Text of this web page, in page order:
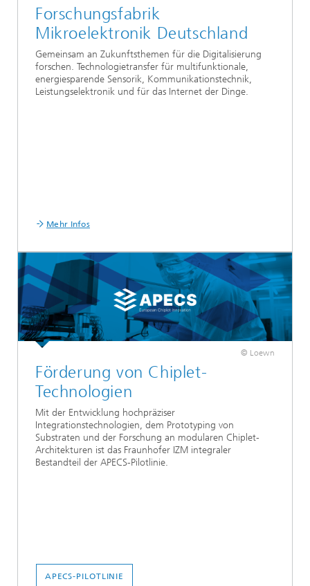
Forschungsfabrik
Mikroelektronik Deutschland
Gemeinsam an Zukunftsthemen für die Digitalisierung
forschen. Technologietransfer für multifunktionale,
energiesparende Sensorik, Kommunikationstechnik,
Leistungselektronik und für das Internet der Dinge.
Mehr Infos
© Loewn
Förderung von Chiplet-
Technologien
Mit der Entwicklung hochpräziser
Integrationstechnologien, dem Prototyping von
Substraten und der Forschung an modularen Chiplet-
Architekturen ist das Fraunhofer IZM integraler
Bestandteil der APECS-Pilotlinie.
APECS-PILOTLINIE